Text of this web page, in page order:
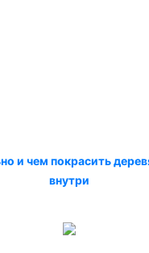
и чем покрасить
внутри